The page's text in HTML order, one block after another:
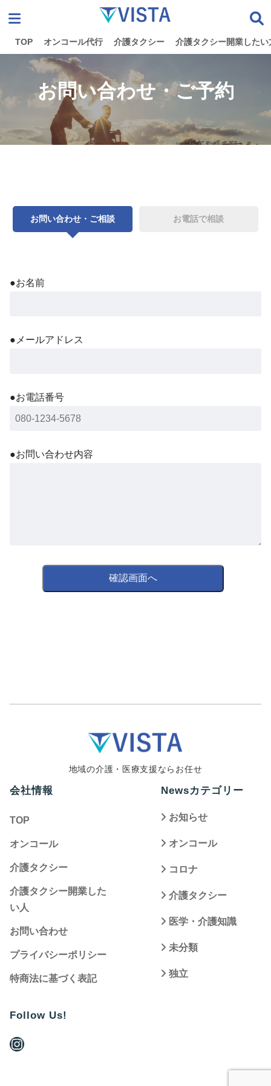
TOP オンコール代行 介護タクシー 介護タクシー開業したい
お問い合わせ・ご予約
お問い合わせ・ご相談 お電話で相談
●お名前
●メールアドレス
●お電話番号
●お問い合わせ内容
地域の介護・医療支援ならお任せ
会社情報
TOP
オンコール
介護タクシー
介護タクシー開業した
い人
お問い合わせ
プライバシーポリシー
特商法に基づく表記
Newsカテゴリー
お知らせ
オンコール
コロナ
介護タクシー
医学・介護知識
未分類
独立
Follow Us!